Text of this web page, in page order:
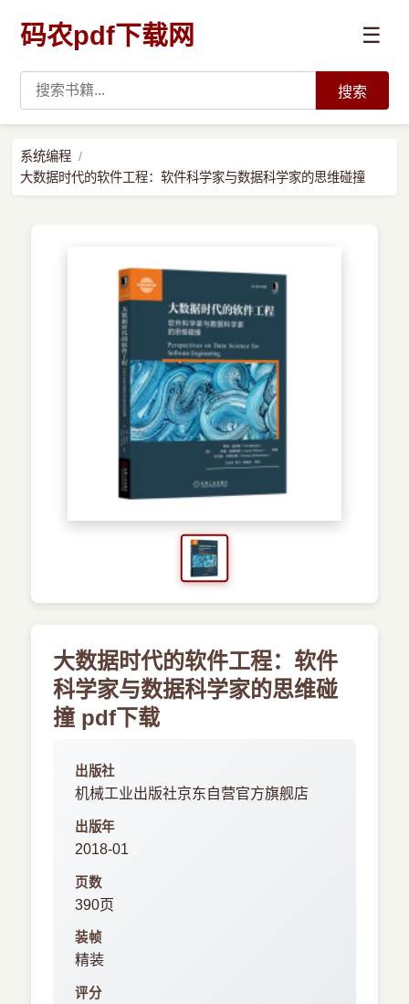
码农pdf下载网 ☰
数据科学与人工智能
搜索
系统编程
大数据时代的软件工程：软件科学家与数据科学家的思维碰撞
大数据时代的软件工程：软件
科学家与数据科学家的思维碰
撞 pdf下载
出版社
机械工业出版社京东自营官方旗舰店
出版年
2018-01
页数
390页
装帧
精装
评分